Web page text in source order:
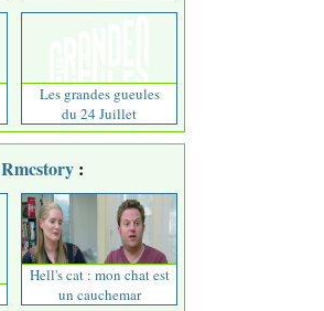
Les grandes gueules
du 24 Juillet
Rmcstory :
Hell's cat : mon chat est
un cauchemar